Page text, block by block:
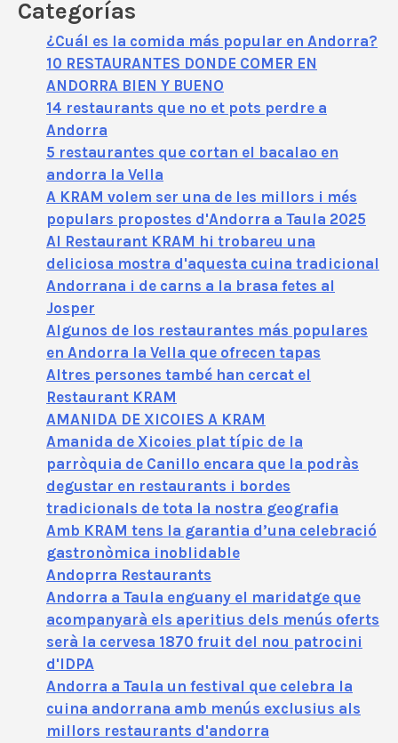
Categorías
¿Cuál es la comida más popular en Andorra?
10 RESTAURANTES DONDE COMER EN
ANDORRA BIEN Y BUENO
14 restaurants que no et pots perdre a
Andorra
5 restaurantes que cortan el bacalao en
andorra la Vella
A KRAM volem ser una de les millors i més
populars propostes d'Andorra a Taula 2025
Al Restaurant KRAM hi trobareu una
deliciosa mostra d'aquesta cuina tradicional
Andorrana i de carns a la brasa fetes al
Josper
Algunos de los restaurantes más populares
en Andorra la Vella que ofrecen tapas
Altres persones també han cercat el
Restaurant KRAM
AMANIDA DE XICOIES A KRAM
Amanida de Xicoies plat típic de la
parròquia de Canillo encara que la podràs
degustar en restaurants i bordes
tradicionals de tota la nostra geografia
Amb KRAM tens la garantia d’una celebració
gastronòmica inoblidable
Andoprra Restaurants
Andorra a Taula enguany el maridatge que
acompanyarà els aperitius dels menús oferts
serà la cervesa 1870 fruit del nou patrocini
d'IDPA
Andorra a Taula un festival que celebra la
cuina andorrana amb menús exclusius als
millors restaurants d'andorra